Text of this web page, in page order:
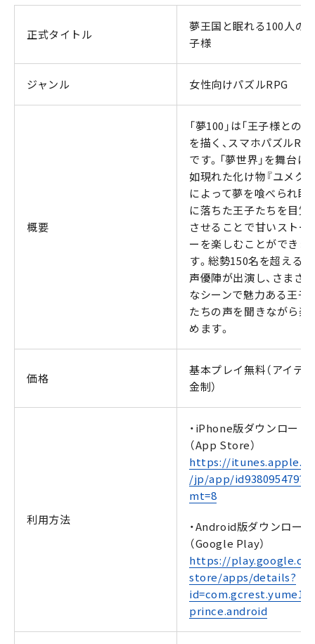
正式タイトル
夢王国と眠れる100人の
子様
ジャンル 女性向けパズルRPG
概要
「夢100」は「王子様との恋
を描く、スマホパズル
です。「夢世界」を舞台に
如現れた化け物『ユメク
によって夢を喰べられ眠
に落ちた王子たちを目覚
させることで甘いストー
ーを楽しむことができま
す。総勢150名を超える
声優陣が出演し、さまざ
なシーンで魅力ある王子
たちの声を聞きながら楽
めます。
価格
基本プレイ無料（アイテ
金制）
利用方法
・iPhone版ダウンロード
（App Store）
https://
/jp/app/id938095479?
mt=8
・Android版ダウンロード
（Google Play）
https://
store/apps/details?
prince.android